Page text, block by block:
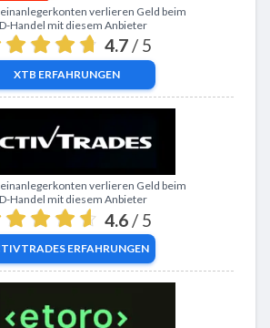
verlieren Geld beim
Handel mit diesem Anbieter
4.7 / 5
XTB ERFAHRUNGEN
verlieren Geld beim
Handel mit diesem Anbieter
4.6 / 5
ERFAHRUNGEN